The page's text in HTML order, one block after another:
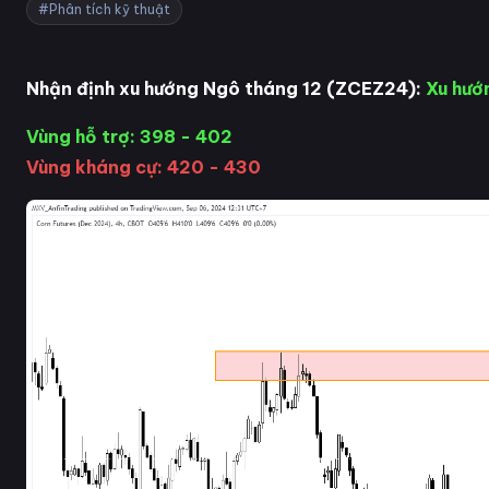
#Phân tích kỹ thuật
Nhận định xu hướng Ngô tháng 12 (ZCEZ24): Xu
Vùng hỗ trợ: 398 - 402
Vùng kháng cự: 420 - 430